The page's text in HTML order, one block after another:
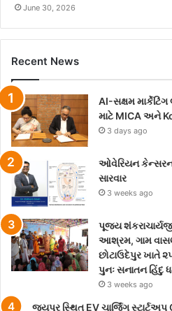
June 30, 2026
Recent News
AI-સક્ષમ
માટે MICA અને
3 days ago
ઓવેરિયન
સારવાર
3 weeks ago
પૂજ્ય
આશ્રમ, ગામ
છોટાઉદેપુર ખાતે
પુનઃ સનાતન હિંદુ
3 weeks ago
જયપુર સ્થિત EV ચાર્જિંગ